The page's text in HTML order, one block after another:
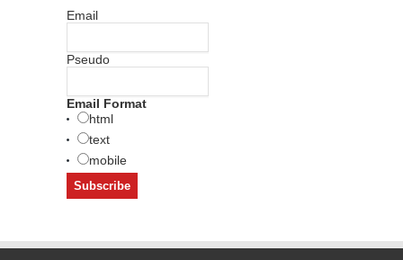
Email
Pseudo
Email Format
html
text
mobile